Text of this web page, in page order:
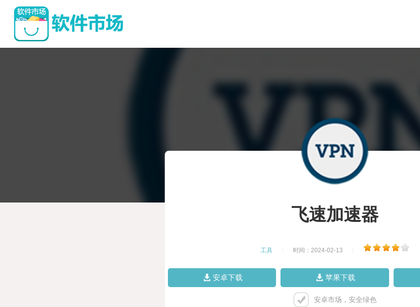
飞速加速器
工具 时间：2024-02-13
安卓下载 苹果下载
安卓市场，安全绿色